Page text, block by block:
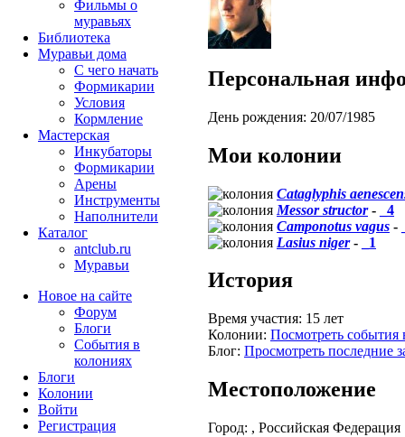
Персональная
День рождения: 20/07/1985
Мои колонии
Cataglyphis
Messor structor-
_4
Camponotus vagus -
Lasius niger- _1
История
Время участия: 15 лет
Колонии: Посмотреть события
Блог: Просмотреть последние
Местоположение
Город: , Российская Федерация
Фильмы о
муравьях
Библиотека
Муравьи дома
С чего начать
Формикарии
Условия
Кормление
Мастерская
Инкубаторы
Формикарии
Арены
Инструменты
Наполнители
Каталог
antclub.ru
Муравьи
Новое на сайте
Форум
Блоги
События в
колониях
Блоги
Колонии
Войти
Peгиcтpaция